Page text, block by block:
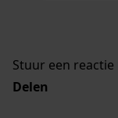
Stuur een
Delen